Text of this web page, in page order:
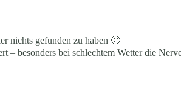
nichts gefunden zu haben 🙂
besonders bei schlechtem Wetter die